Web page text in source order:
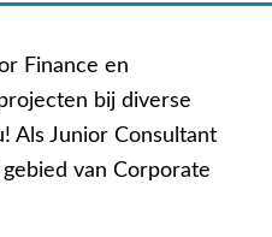
Finance en
bij diverse
Als Junior Consultant
van Corporate